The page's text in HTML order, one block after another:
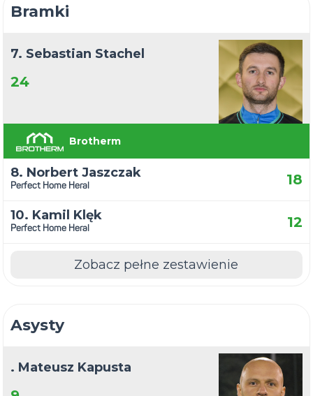
Bramki
7. Sebastian Stachel
24
Brotherm
8. Norbert Jaszczak
Perfect Home Heral 18
10. Kamil Klęk
Perfect Home Heral 12
Zobacz pełne zestawienie
Asysty
. Mateusz Kapusta